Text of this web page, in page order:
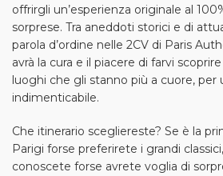
offrirgli un’esperienza originale al
sorprese. Tra aneddoti storici e di
parola d’ordine nelle 2CV di Paris
avrà la cura e il piacere di farvi scoprire
luoghi che gli stanno più a cuore, per
indimenticabile.
Che itinerario scegliereste? Se è la
Parigi forse preferirete i grandi
conoscete forse avrete voglia di